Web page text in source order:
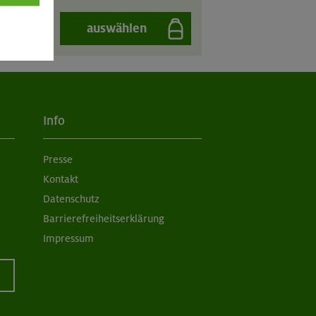
auswählen
Info
Presse
Kontakt
Datenschutz
Barrierefreiheitserklärung
Impressum